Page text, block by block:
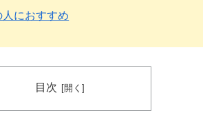
におすすめ
目次